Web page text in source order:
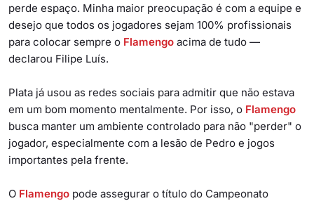
perde espaço. Minha maior preocupação é com a equipe e
desejo que todos os jogadores sejam 100% profissionais
para colocar sempre o Flamengo acima de tudo —
declarou Filipe Luís.
Plata já usou as redes sociais para admitir que não estava
em um bom momento mentalmente. Por isso, o Flamengo
busca manter um ambiente controlado para não "perder" o
jogador, especialmente com a lesão de Pedro e jogos
importantes pela frente.
O Flamengo pode assegurar o título do Campeonato